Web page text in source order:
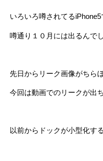
いろいろ噂されてるiPhone5
噂通り１０月には出るんで
先日からリーク画像がちら
今回は動画でのリークが出
以前からドックが小型化す